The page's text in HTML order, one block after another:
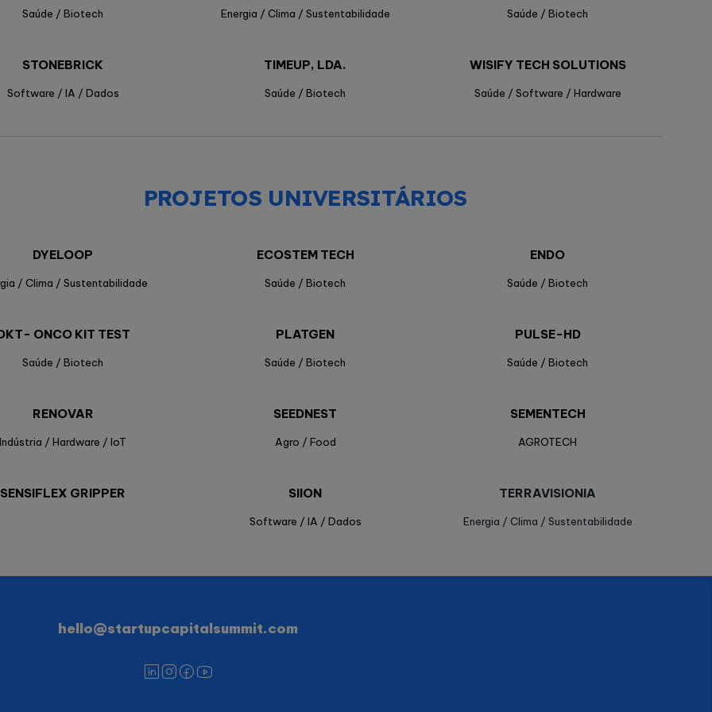
Saúde / Biotech Energia / Clima / Sustentabilidade Saúde / Biotech
STONEBRICK
Software / IA / Dados
TIMEUP, LDA.
Saúde / Biotech
WISIFY TECH SOLUTIONS
Saúde / Software / Hardware
PROJETOS UNIVERSITÁRIOS
DYELOOP
/ Clima / Sustentabilidade
ECOSTEM TECH
Saúde / Biotech
ENDO
Saúde / Biotech
ONCO KIT TEST
Saúde / Biotech
PLATGEN
Saúde / Biotech
PULSE-HD
Saúde / Biotech
RENOVAR
Indústria / Hardware / IoT
SEEDNEST
Agro / Food
SEMENTECH
AGROTECH
SENSIFLEX GRIPPER SIION
Software / IA / Dados
TERRAVISIONIA
Energia / Clima / Sustentabilidade
hello@startupcapitalsummit.com